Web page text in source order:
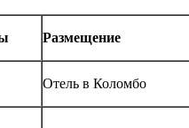
Размещение
Отель в Коломбо